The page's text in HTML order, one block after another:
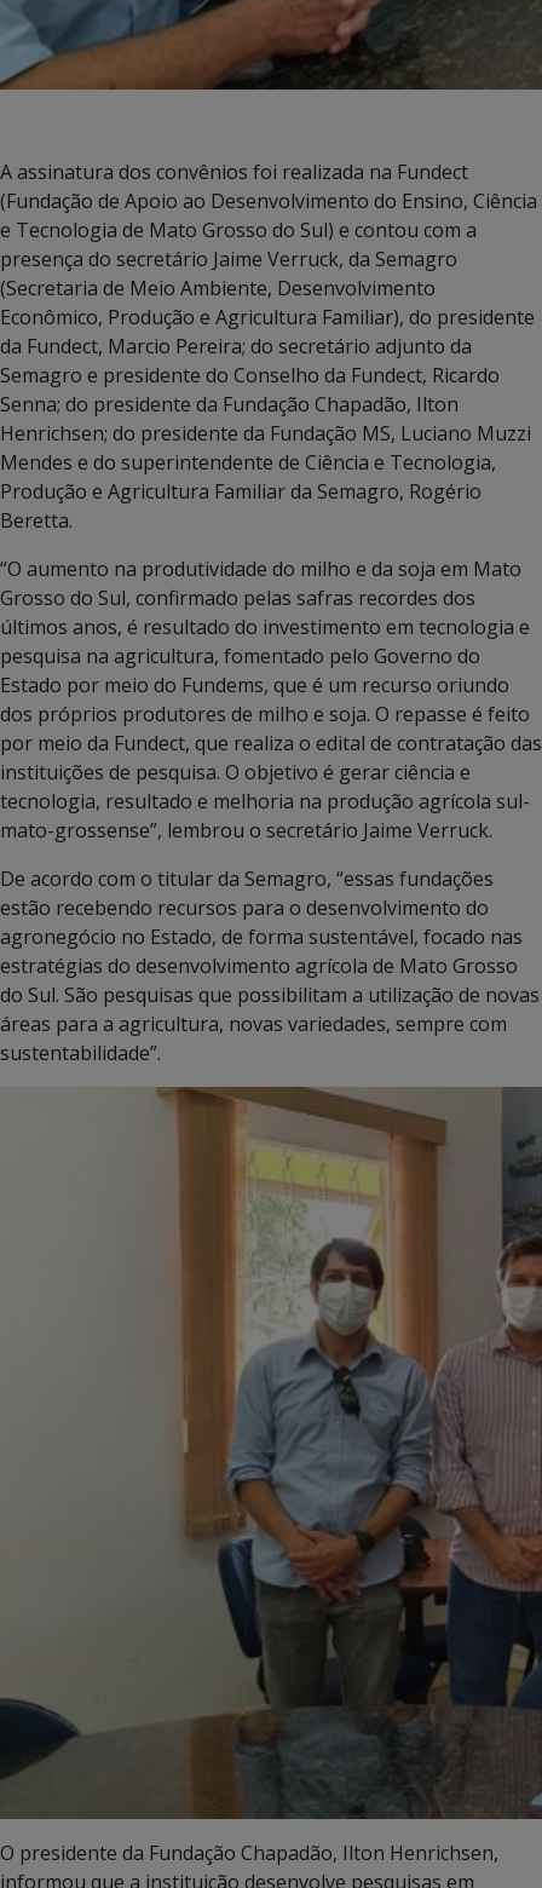
A assinatura dos convênios foi realizada na Fundect
(Fundação de Apoio ao Desenvolvimento do Ensino, Ciência
e Tecnologia de Mato Grosso do Sul) e contou com a
presença do secretário Jaime Verruck, da Semagro
(Secretaria de Meio Ambiente, Desenvolvimento
Econômico, Produção e Agricultura Familiar), do presidente
da Fundect, Marcio Pereira; do secretário adjunto da
Semagro e presidente do Conselho da Fundect, Ricardo
Senna; do presidente da Fundação Chapadão, Ilton
Henrichsen; do presidente da Fundação MS, Luciano Muzzi
Mendes e do superintendente de Ciência e Tecnologia,
Produção e Agricultura Familiar da Semagro, Rogério
Beretta.
“O aumento na produtividade do milho e da soja em Mato
Grosso do Sul, confirmado pelas safras recordes dos
últimos anos, é resultado do investimento em tecnologia e
pesquisa na agricultura, fomentado pelo Governo do
Estado por meio do Fundems, que é um recurso oriundo
dos próprios produtores de milho e soja. O repasse é feito
por meio da Fundect, que realiza o edital de contratação das
instituições de pesquisa. O objetivo é gerar ciência e
tecnologia, resultado e melhoria na produção agrícola sul-
mato-grossense”, lembrou o secretário Jaime Verruck.
De acordo com o titular da Semagro, “essas fundações
estão recebendo recursos para o desenvolvimento do
agronegócio no Estado, de forma sustentável, focado nas
estratégias do desenvolvimento agrícola de Mato Grosso
do Sul. São pesquisas que possibilitam a utilização de novas
áreas para a agricultura, novas variedades, sempre com
sustentabilidade”.
O presidente da Fundação Chapadão, Ilton Henrichsen,
informou que a instituição desenvolve pesquisas em